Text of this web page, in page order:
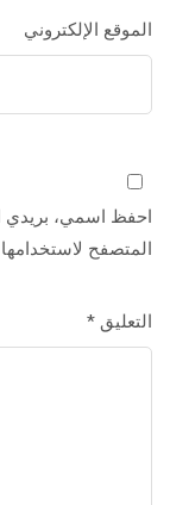
الموقع الإلكتروني
احفظ اسمي، بريدي
المتصفح
التعليق *